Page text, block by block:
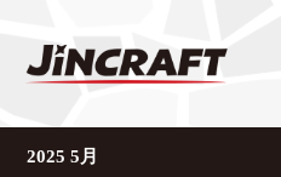
2025 5月